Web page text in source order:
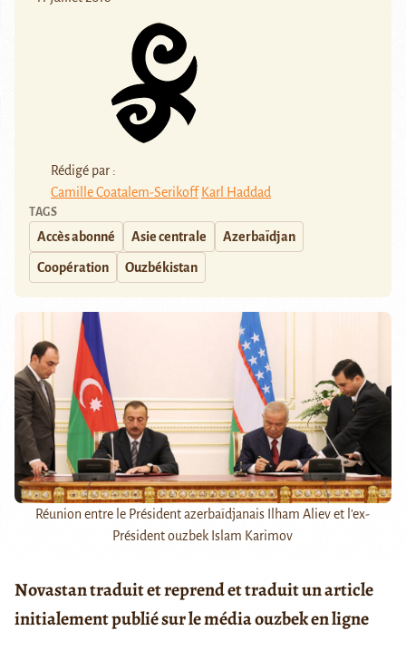
Rédigé par :
Camille Coatalem-Serikoff Karl Haddad
TAGS
Accès abonné Asie centrale Azerbaïdjan
Coopération Ouzbékistan
Réunion entre le Président azerbaïdjanais Ilham Aliev et l'ex-
Président ouzbek Islam Karimov
Novastan traduit et reprend et traduit un article
initialement publié sur le média ouzbek en ligne